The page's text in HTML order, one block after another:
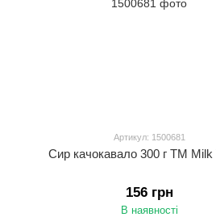
Артикул: 1500681
Сир качокавало 300 г ТМ Milk
156 грн
В наявності